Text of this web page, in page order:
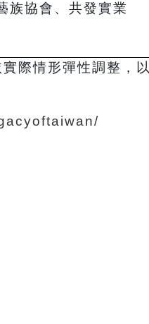
族協會、共發實業
際情形彈性調整，